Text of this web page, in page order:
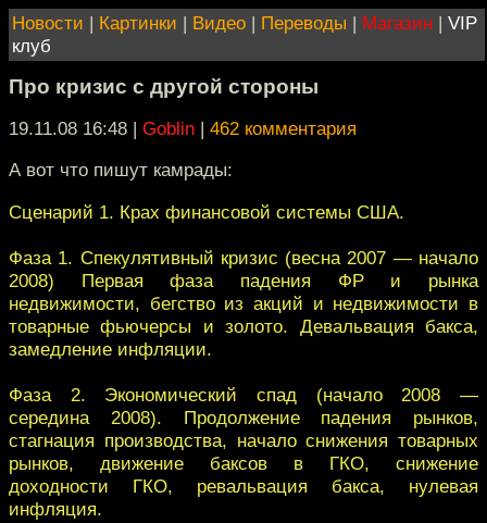
Новости | Картинки | Видео | Переводы | Магазин | VIP
клуб
Про кризис с другой стороны
19.11.08 16:48 | Goblin | 462 комментария
А вот что пишут камрады:
Сценарий 1. Крах финансовой системы США.
Фаза 1. Спекулятивный кризис (весна 2007 — начало
2008) Первая фаза падения ФР и рынка
недвижимости, бегство из акций и недвижимости в
товарные фьючерсы и золото. Девальвация бакса,
замедление инфляции.
Фаза 2. Экономический спад (начало 2008 —
середина 2008). Продолжение падения рынков,
стагнация производства, начало снижения товарных
рынков, движение баксов в ГКО, снижение
доходности ГКО, ревальвация бакса, нулевая
инфляция.